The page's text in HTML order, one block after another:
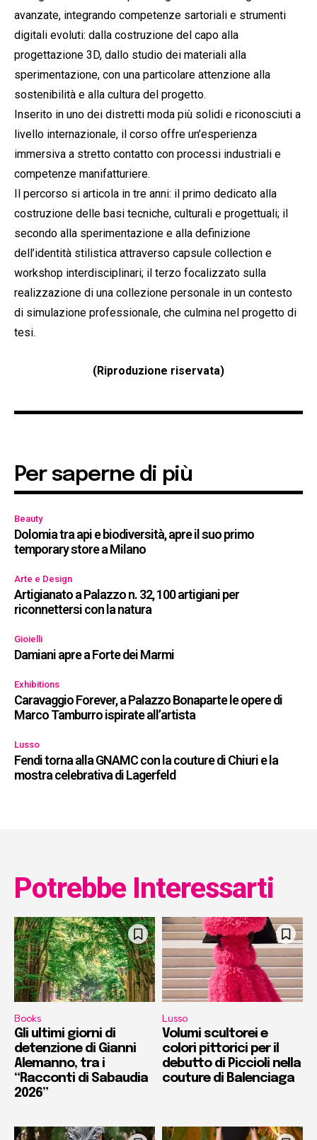
avanzate, integrando competenze sartoriali e strumenti
digitali evoluti: dalla costruzione del capo alla
progettazione 3D, dallo studio dei materiali alla
sperimentazione, con una particolare attenzione alla
sostenibilità e alla cultura del progetto.
Inserito in uno dei distretti moda più solidi e riconosciuti a
livello internazionale, il corso offre un’esperienza
immersiva a stretto contatto con processi industriali e
competenze manifatturiere.
Il percorso si articola in tre anni: il primo dedicato alla
costruzione delle basi tecniche, culturali e progettuali; il
secondo alla sperimentazione e alla definizione
dell’identità stilistica attraverso capsule collection e
workshop interdisciplinari; il terzo focalizzato sulla
realizzazione di una collezione personale in un contesto
di simulazione professionale, che culmina nel progetto di
tesi.
(Riproduzione riservata)
Per saperne di più
Beauty
Dolomia tra api e biodiversità, apre il suo primo
temporary store a Milano
Arte e Design
Artigianato a Palazzo n. 32, 100 artigiani per
riconnettersi con la natura
Gioielli
Damiani apre a Forte dei Marmi
Exhibitions
Caravaggio Forever, a Palazzo Bonaparte le opere di
Marco Tamburro ispirate all’artista
Lusso
Fendi torna alla GNAMC con la couture di Chiuri e la
mostra celebrativa di Lagerfeld
Potrebbe Interessarti
Books
Gli ultimi giorni di
detenzione di Gianni
Alemanno, tra i
“Racconti di Sabaudia
2026”
Lusso
Volumi scultorei e
colori pittorici per il
debutto di Piccioli nella
couture di Balenciaga